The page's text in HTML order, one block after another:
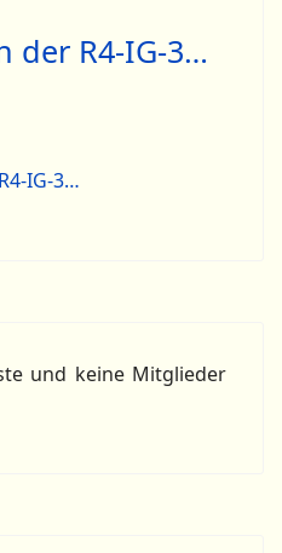
der R4-IG-3…
und keine Mitglieder